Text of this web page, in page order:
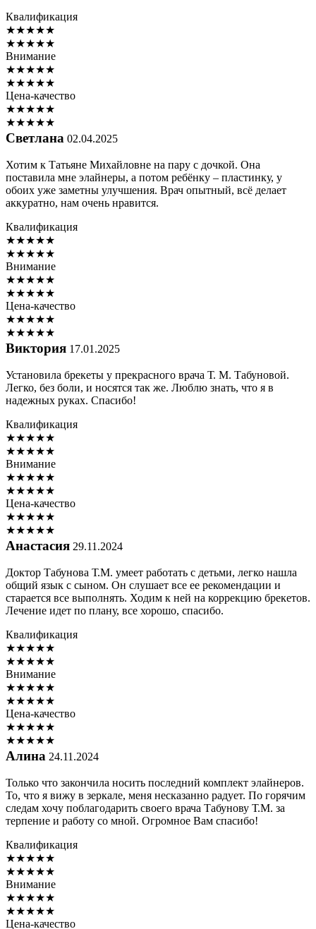
Квалификация
★★★★★
★★★★★
Внимание
★★★★★
★★★★★
Цена-качество
★★★★★
★★★★★
Светлана 02.04.2025
Хотим к Татьяне Михайловне на пару с дочкой. Она
поставила мне элайнеры, а потом ребёнку – пластинку, у
обоих уже заметны улучшения. Врач опытный, всё делает
аккуратно, нам очень нравится.
Квалификация
★★★★★
★★★★★
Внимание
★★★★★
★★★★★
Цена-качество
★★★★★
★★★★★
Виктория 17.01.2025
Установила брекеты у прекрасного врача Т. М. Табуновой.
Легко, без боли, и носятся так же. Люблю знать, что я в
надежных руках. Спасибо!
Квалификация
★★★★★
★★★★★
Внимание
★★★★★
★★★★★
Цена-качество
★★★★★
★★★★★
Анастасия 29.11.2024
Доктор Табунова Т.М. умеет работать с детьми, легко нашла
общий язык с сыном. Он слушает все ее рекомендации и
старается все выполнять. Ходим к ней на коррекцию брекетов.
Лечение идет по плану, все хорошо, спасибо.
Квалификация
★★★★★
★★★★★
Внимание
★★★★★
★★★★★
Цена-качество
★★★★★
★★★★★
Алина 24.11.2024
Только что закончила носить последний комплект элайнеров.
То, что я вижу в зеркале, меня несказанно радует. По горячим
следам хочу поблагодарить своего врача Табунову Т.М. за
терпение и работу со мной. Огромное Вам спасибо!
Квалификация
★★★★★
★★★★★
Внимание
★★★★★
★★★★★
Цена-качество